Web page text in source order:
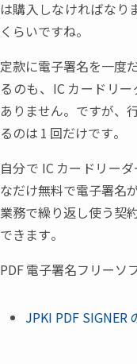
は購入しなければなり
くらいですね。
定款に電子署名を一度
るのも、 IC カードリ
ありません。ですが、
るのは 1 回だけです。
自分で IC カードリー
なだけ無料で電子署名
業務で繰り返し使う契
できます。
PDF電子署名フリーソ
JPKI PDF SIGNER